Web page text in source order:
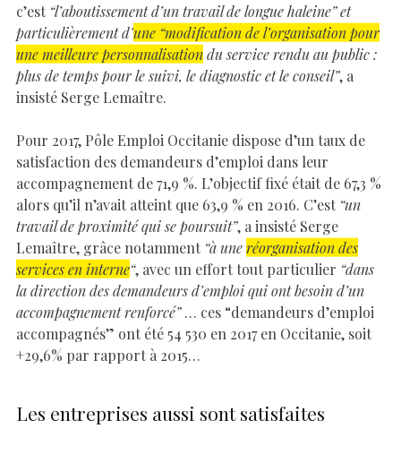
c’est “l’aboutissement d’un travail de longue haleine” et
particulièrement d’une “modification de l’organisation pour
une meilleure personnalisationdu service rendu au public :
plus de temps pour le suivi, le diagnostic et le conseil”, a
insisté Serge Lemaître.
Pour 2017, Pôle Emploi Occitanie dispose d’un taux de
satisfaction des demandeurs d’emploi dans leur
accompagnement de 71,9 %. L’objectif fixé était de 67,3 %
alors qu’il n’avait atteint que 63,9 % en 2016. C’est “un
travail de proximité qui se poursuit”, a insisté Serge
Lemaître, grâce notamment “à uneréorganisation des
services en interne“, avec un effort tout particulier “dans
la direction des demandeurs d’emploi qui ont besoin d’un
accompagnement renforcé”… ces “demandeurs d’emploi
accompagnés” ont été 54 530 en 2017 en Occitanie, soit
+29,6% par rapport à 2015…
Les entreprises aussi sont satisfaites